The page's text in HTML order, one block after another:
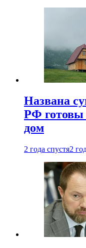
Названа
РФ готовы
дом
2 года спустя2